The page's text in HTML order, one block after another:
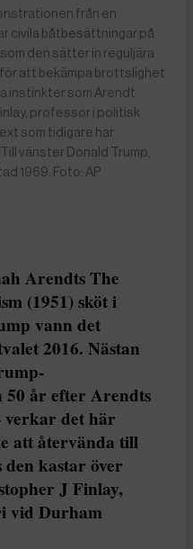
från en
civila båtbesättningar på
den sätter in reguljära
att bekämpa brottslighet
instinkter som Arendt
professor i politisk
som tidigare har
vänster Donald Trump,
1969. Foto: AP
Arendts The
(1951) sköt i
vann det
2016. Nästan
50 år efter Arendts
verkar det här
att återvända till
kastar över
J Finlay,
vid Durham